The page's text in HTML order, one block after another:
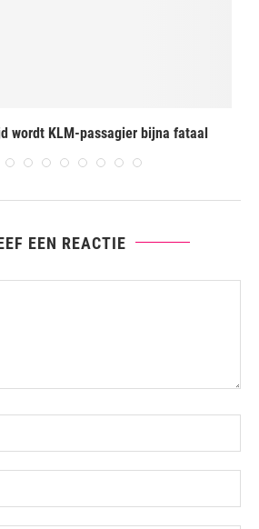
wordt KLM-passagier bijna fataal
EEN REACTIE